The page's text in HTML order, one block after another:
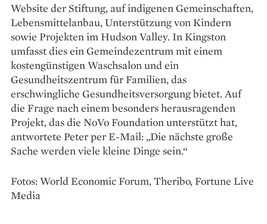
Website der Stiftung, auf indigenen Gemeinschaften,
Lebensmittelanbau, Unterstützung von Kindern
sowie Projekten im Hudson Valley. In Kingston
umfasst dies ein Gemeindezentrum mit einem
kostengünstigen Waschsalon und ein
Gesundheitszentrum für Familien, das
erschwingliche Gesundheitsversorgung bietet. Auf
die Frage nach einem besonders herausragenden
Projekt, das die NoVo Foundation unterstützt hat,
antwortete Peter per E-Mail: „Die nächste große
Sache werden viele kleine Dinge sein.“
Fotos: World Economic Forum, Theribo, Fortune Live
Media